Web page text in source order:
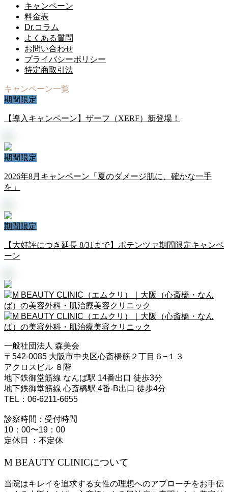
キャンペーン
料金表
Dr.コラム
よくある質問
お問い合わせ
プライバシーポリシー
特定商取引法
キャンペーン一覧
期間限定
【導入キャンペーン】ザーフ（XERF）新登場！
期間限定
2026年8月キャンペーン「夏のダメージ肌に、確かな一手
を」
期間限定
【大好評につき延長 8/31まで】ポテンツァ期間限定キャンペ
ーン
一般社団法人 森美会
〒542-0085 大阪市中央区心斎橋筋２丁目６−１３
アクロスビル ８階
地下鉄御堂筋線 なんば駅 14番出口 徒歩3分
地下鉄御堂筋線 心斎橋駅 4番-B出口 徒歩4分
TEL：06-6211-6655
診察時間：受付時間
10：00〜19：00
定休日 ：不定休
M BEAUTY CLINICについて
当院はキレイを追求する女性の理想へのアプローチをお手伝